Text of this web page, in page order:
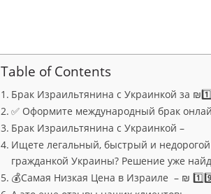
Table of Contents
Брак Израильтянина с Украинкой за
✅ Оформите международный брак
Брак Израильтянина с Украинкой –
Ищете легальный, быстрый и
гражданкой Украины? Решение уже
💰Самая Низкая Цена в Израиле – ₪